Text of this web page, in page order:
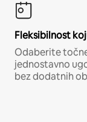
Fleksibilnost
Odaberite
jednostavno
bez dodatnih